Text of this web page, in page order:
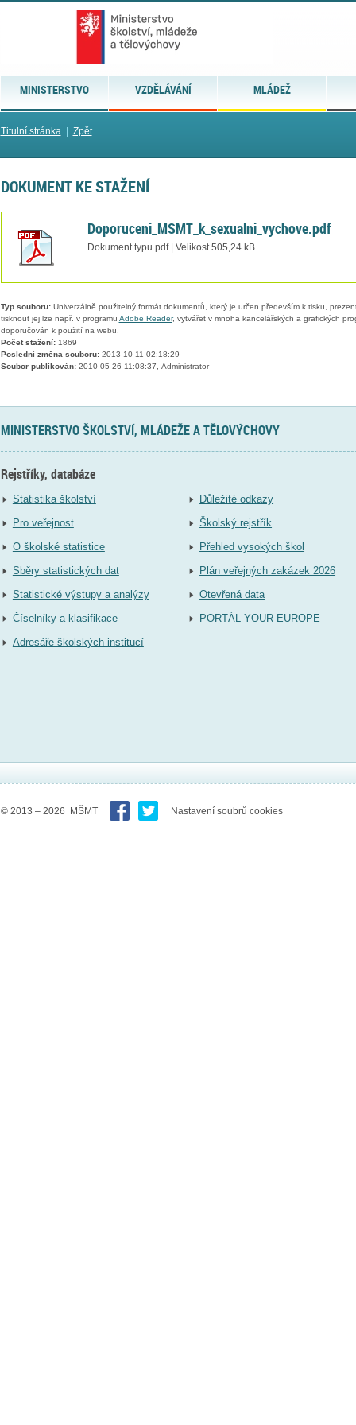
MINISTERSTVO VZDĚLÁVÁNÍ MLÁDEŽ
Titulní stránka| Zpět
DOKUMENT KE STAŽENÍ
Doporuceni_MSMT_k_sexualni_vychove.pdf
Dokument typu pdf | Velikost 505,24 kB
Typ souboru:Univerzálně použitelný formát dokumentů, který je určen především k tisku,
tisknout jej lze např. v programu Adobe Reader, vytvářet v mnoha kancelářských a grafických
doporučován k použití na webu.
Počet stažení:1869
Poslední změna souboru:2013-10-11 02:18:29
Soubor publikován:2010-05-26 11:08:37, Administrator
MINISTERSTVO ŠKOLSTVÍ, MLÁDEŽE A TĚLOVÝCHOVY
Rejstříky, databáze
Statistika školství
Pro veřejnost
O školské statistice
Sběry statistických dat
Statistické výstupy a analýzy
Číselníky a klasifikace
Adresáře školských institucí
Důležité odkazy
Školský rejstřík
Přehled vysokých škol
Plán veřejných zakázek 2026
Otevřená data
PORTÁL YOUR EUROPE
© 2013 – 2026 MŠMT Nastavení soubrů cookies